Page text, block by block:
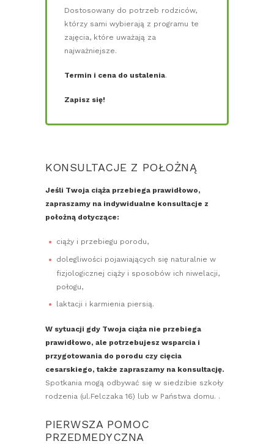
Dostosowany do potrzeb rodziców,
którzy sami wybierają z programu te
zajęcia, które uważają za
najważniejsze.
Termin i cena do ustalenia.
Zapisz się!
KONSULTACJE Z POŁOŻNĄ
Jeśli Twoja ciąża przebiega prawidłowo,
zapraszamy na indywidualne konsultacje z
położną dotyczące:
ciąży i przebiegu porodu,
dolegliwości pojawiających się naturalnie w
fizjologicznej ciąży i sposobów ich niwelacji,
połogu,
laktacji i karmienia piersią.
W sytuacji gdy Twoja ciąża nie przebiega
prawidłowo, ale potrzebujesz wsparcia i
przygotowania do porodu czy cięcia
cesarskiego, także zapraszamy na konsultację.
Spotkania mogą odbywać się w siedzibie szkoły
rodzenia (ul.Felczaka 16) lub w Państwa domu. .
PIERWSZA POMOC
PRZEDMEDYCZNA